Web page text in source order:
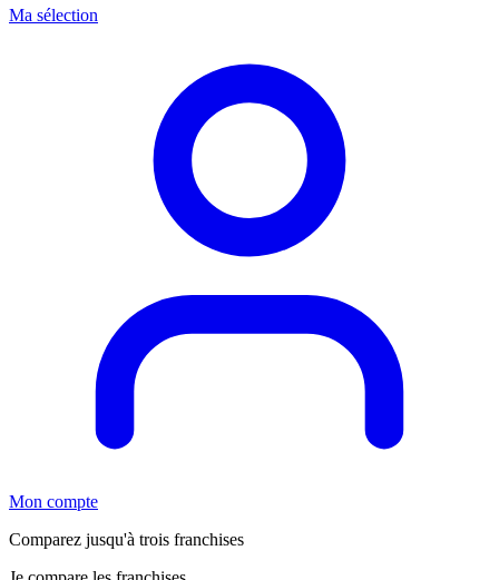
Ma sélection
Mon compte
Comparez jusqu'à trois franchises